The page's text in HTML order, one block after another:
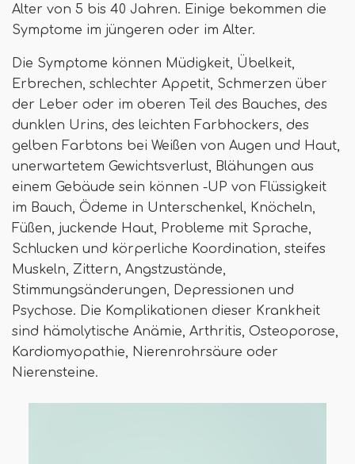
Alter von 5 bis 40 Jahren. Einige bekommen die
Symptome im jüngeren oder im Alter.
Die Symptome können Müdigkeit, Übelkeit,
Erbrechen, schlechter Appetit, Schmerzen über
der Leber oder im oberen Teil des Bauches, des
dunklen Urins, des leichten Farbhockers, des
gelben Farbtons bei Weißen von Augen und Haut,
unerwartetem Gewichtsverlust, Blähungen aus
einem Gebäude sein können -UP von Flüssigkeit
im Bauch, Ödeme in Unterschenkel, Knöcheln,
Füßen, juckende Haut, Probleme mit Sprache,
Schlucken und körperliche Koordination, steifes
Muskeln, Zittern, Angstzustände,
Stimmungsänderungen, Depressionen und
Psychose. Die Komplikationen dieser Krankheit
sind hämolytische Anämie, Arthritis, Osteoporose,
Kardiomyopathie, Nierenrohrsäure oder
Nierensteine.